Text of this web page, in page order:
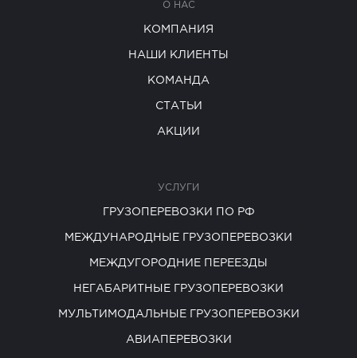
О НАС
КОМПАНИЯ
НАШИ КЛИЕНТЫ
КОМАНДА
СТАТЬИ
АКЦИИ
УСЛУГИ
ГРУЗОПЕРЕВОЗКИ ПО РФ
МЕЖДУНАРОДНЫЕ ГРУЗОПЕРЕВОЗКИ
МЕЖДУГОРОДНИЕ ПЕРЕЕЗДЫ
НЕГАБАРИТНЫЕ ГРУЗОПЕРЕВОЗКИ
МУЛЬТИМОДАЛЬНЫЕ ГРУЗОПЕРЕВОЗКИ
АВИАПЕРЕВОЗКИ